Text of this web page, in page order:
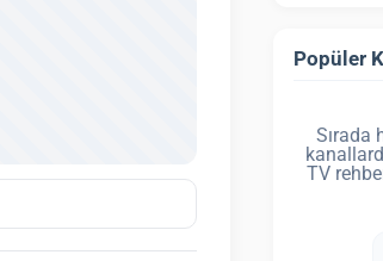
Popüler
Sırada
TV